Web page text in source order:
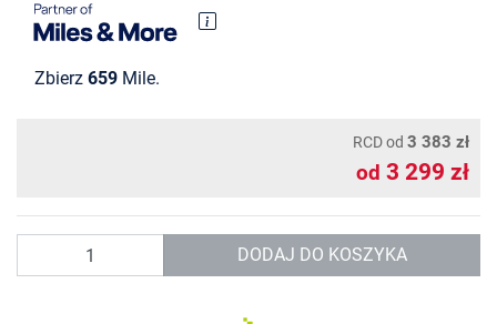
Zbierz 659 Mile.
RCDod 3 383 zł
od 3 299 zł
DODAJ DO KOSZYKA